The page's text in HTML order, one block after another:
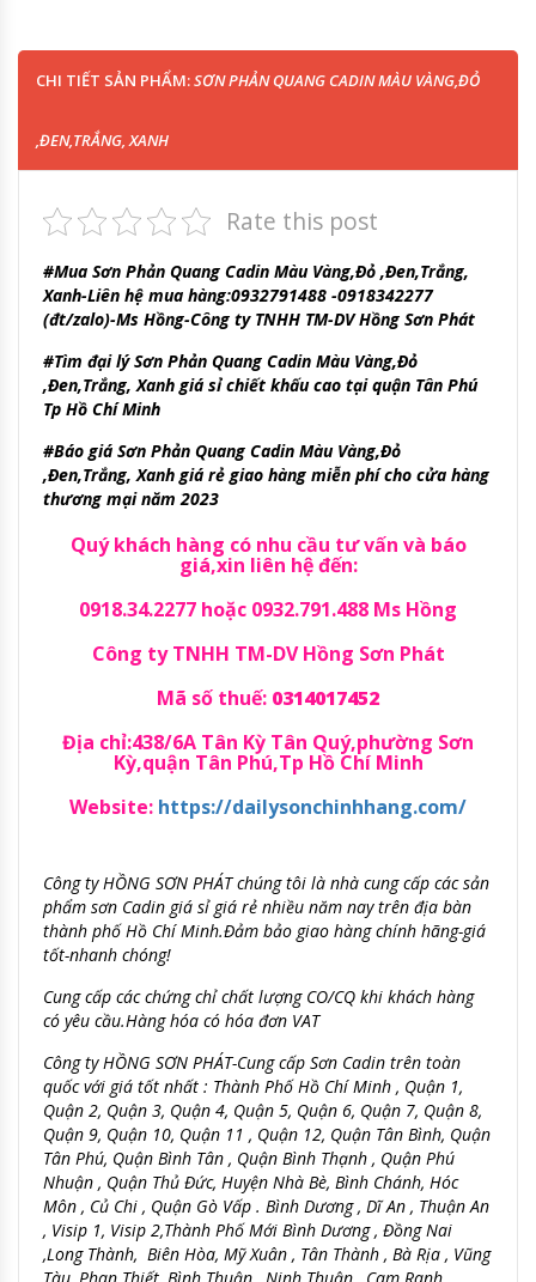
CHI TIẾT SẢN PHẨM:SƠN PHẢN QUANG CADIN MÀU VÀNG,ĐỎ
,ĐEN,TRẮNG, XANH
Rate this post
#Mua Sơn Phản Quang Cadin Màu Vàng,Đỏ ,Đen,Trắng,
Xanh-Liên hệ mua hàng:0932791488 -0918342277
(đt/zalo)-Ms Hồng-Công ty TNHH TM-DV Hồng Sơn Phát
#Tìm đại lý Sơn Phản Quang Cadin Màu Vàng,Đỏ
,Đen,Trắng, Xanh giá sỉ chiết khấu cao tại quận Tân Phú
Tp Hồ Chí Minh
#Báo giá Sơn Phản Quang Cadin Màu Vàng,Đỏ
,Đen,Trắng, Xanh giá rẻ giao hàng miễn phí cho cửa hàng
thương mại năm 2023
Quý khách hàng có nhu cầu tư vấn và báo
giá,xin liên hệ đến:
0918.34.2277 hoặc 0932.791.488 Ms Hồng
Công ty TNHH TM-DV Hồng Sơn Phát
Mã số thuế: 0314017452
Địa chỉ:438/6A Tân Kỳ Tân Quý,phường Sơn
Kỳ,quận Tân Phú,Tp Hồ Chí Minh
Website: https://dailysonchinhhang.com/
Công ty HỒNG SƠN PHÁT chúng tôi là nhà cung cấp các sản
phẩm sơn Cadin giá sỉ giá rẻ nhiều năm nay trên địa bàn
thành phố Hồ Chí Minh.Đảm bảo giao hàng chính hãng-giá
tốt-nhanh chóng!
Cung cấp các chứng chỉ chất lượng CO/CQ khi khách hàng
có yêu cầu.Hàng hóa có hóa đơn VAT
Công ty HỒNG SƠN PHÁT-Cung cấp Sơn Cadin trên toàn
quốc với giá tốt nhất : Thành Phố Hồ Chí Minh , Quận 1,
Quận 2, Quận 3, Quận 4, Quận 5, Quận 6, Quận 7, Quận 8,
Quận 9, Quận 10, Quận 11 , Quận 12, Quận Tân Bình, Quận
Tân Phú, Quận Bình Tân , Quận Bình Thạnh , Quận Phú
Nhuận , Quận Thủ Đức, Huyện Nhà Bè, Bình Chánh, Hóc
Môn , Củ Chi , Quận Gò Vấp . Bình Dương , Dĩ An , Thuận An
, Visip 1, Visip 2,Thành Phố Mới Bình Dương , Đồng Nai
,Long Thành, Biên Hòa, Mỹ Xuân , Tân Thành , Bà Rịa , Vũng